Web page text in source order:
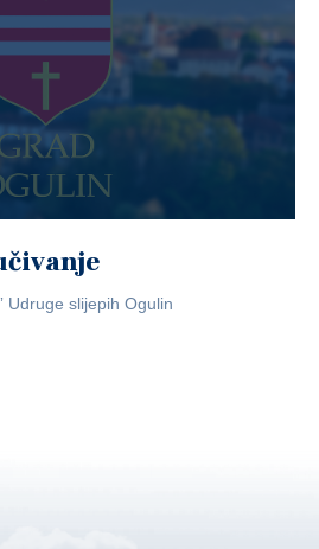
Udruge slijepih Ogulin